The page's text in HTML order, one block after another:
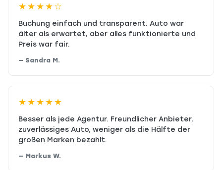
★★★★☆
Buchung einfach und transparent. Auto war
älter als erwartet, aber alles funktionierte und
Preis war fair.
— Sandra M.
★★★★★
Besser als jede Agentur. Freundlicher Anbieter,
zuverlässiges Auto, weniger als die Hälfte der
großen Marken bezahlt.
— Markus W.